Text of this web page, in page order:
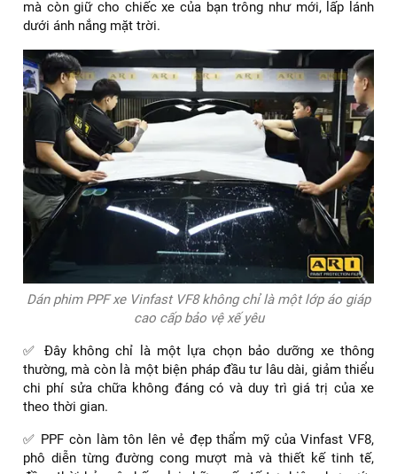
mà còn giữ cho chiếc xe của bạn trông như mới, lấp lánh
dưới ánh nắng mặt trời.
Dán phim PPF xe Vinfast VF8 không chỉ là một lớp áo giáp
cao cấp bảo vệ xế yêu
✅ Đây không chỉ là một lựa chọn bảo dưỡng xe thông
thường, mà còn là một biện pháp đầu tư lâu dài, giảm thiểu
chi phí sửa chữa không đáng có và duy trì giá trị của xe
theo thời gian.
✅ PPF còn làm tôn lên vẻ đẹp thẩm mỹ của Vinfast VF8,
phô diễn từng đường cong mượt mà và thiết kế tinh tế,